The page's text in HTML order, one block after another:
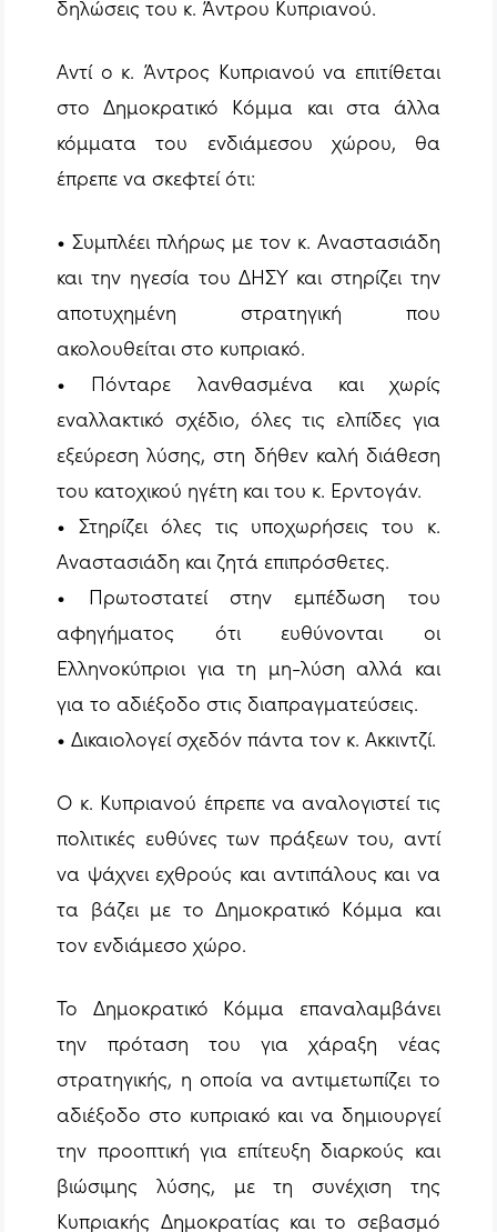
δηλώσεις του κ. Άντρου Κυπριανού.
Αντί ο κ. Άντρος Κυπριανού να επιτίθεται
στο Δημοκρατικό Κόμμα και στα άλλα
κόμματα του ενδιάμεσου χώρου, θα
έπρεπε να σκεφτεί ότι:
• Συμπλέει πλήρως με τον κ. Αναστασιάδη
και την ηγεσία του ΔΗΣΥ και στηρίζει την
αποτυχημένη στρατηγική που
ακολουθείται στο κυπριακό.
• Πόνταρε λανθασμένα και χωρίς
εναλλακτικό σχέδιο, όλες τις ελπίδες για
εξεύρεση λύσης, στη δήθεν καλή διάθεση
του κατοχικού ηγέτη και του κ. Ερντογάν.
• Στηρίζει όλες τις υποχωρήσεις του κ.
Αναστασιάδη και ζητά επιπρόσθετες.
• Πρωτοστατεί στην εμπέδωση του
αφηγήματος ότι ευθύνονται οι
Ελληνοκύπριοι για τη μη-λύση αλλά και
για το αδιέξοδο στις διαπραγματεύσεις.
• Δικαιολογεί σχεδόν πάντα τον κ. Ακκιντζί.
Ο κ. Κυπριανού έπρεπε να αναλογιστεί τις
πολιτικές ευθύνες των πράξεων του, αντί
να ψάχνει εχθρούς και αντιπάλους και να
τα βάζει με το Δημοκρατικό Κόμμα και
τον ενδιάμεσο χώρο.
Το Δημοκρατικό Κόμμα επαναλαμβάνει
την πρόταση του για χάραξη νέας
στρατηγικής, η οποία να αντιμετωπίζει το
αδιέξοδο στο κυπριακό και να δημιουργεί
την προοπτική για επίτευξη διαρκούς και
βιώσιμης λύσης, με τη συνέχιση της
Κυπριακής Δημοκρατίας και το σεβασμό